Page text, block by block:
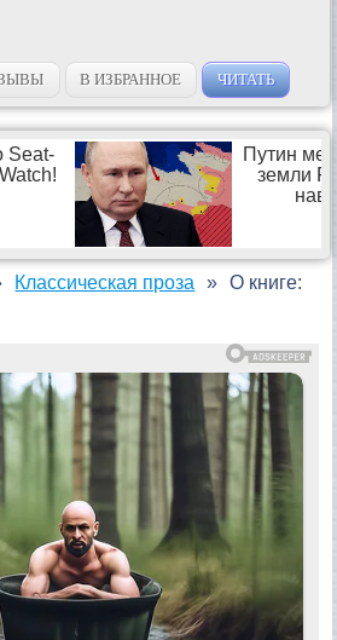
В ИЗБРАННОЕ ЧИТАТЬ
Классическая проза
О книге: